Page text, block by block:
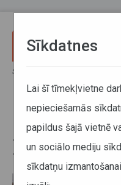
Sākums
Drošības
transportā
7.februārim
Sīkdatnes
Lai šī tīmekļvietne
nepieciešamās
papildus šajā vietnē
un sociālo mediju
sīkdatņu